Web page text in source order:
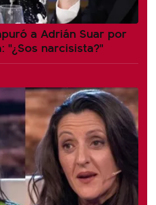
a Adrián Suar por
"¿Sos narcisista?"